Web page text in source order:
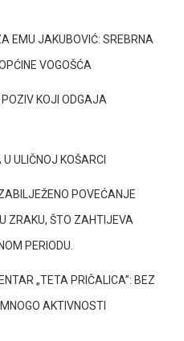
EMU JAKUBOVIĆ: SREBRNA
VOGOŠĆA
KOJI ODGAJA
ULIČNOJ KOŠARCI
POVEĆANJE
ZRAKU, ŠTO ZAHTIJEVA
PERIODU.
„TETA PRIČALICA”: BEZ
AKTIVNOSTI